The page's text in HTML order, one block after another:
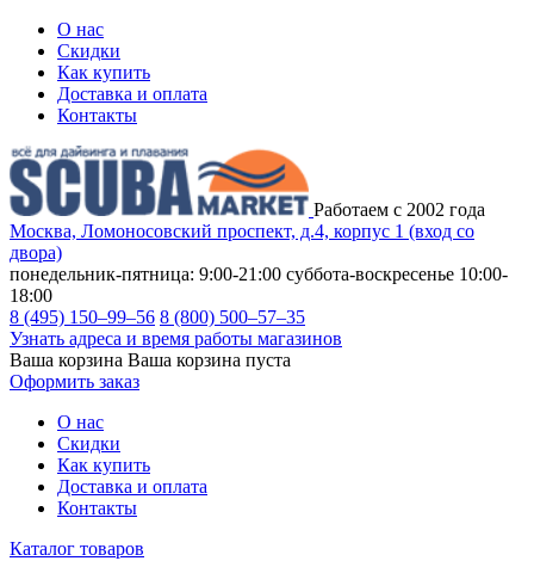
О нас
Скидки
Как купить
Доставка и оплата
Контакты
Работаем с 2002 года
Москва, Ломоносовский проспект, д.4, корпус 1 (вход со
двора)
понедельник-пятница: 9:00-21:00 суббота-воскресенье 10:00-
18:00
8 (495) 150–99–56 8 (800) 500–57–35
Узнать адреса и время работы магазинов
Ваша корзина Ваша корзина пуста
Оформить заказ
О нас
Скидки
Как купить
Доставка и оплата
Контакты
Каталог товаров